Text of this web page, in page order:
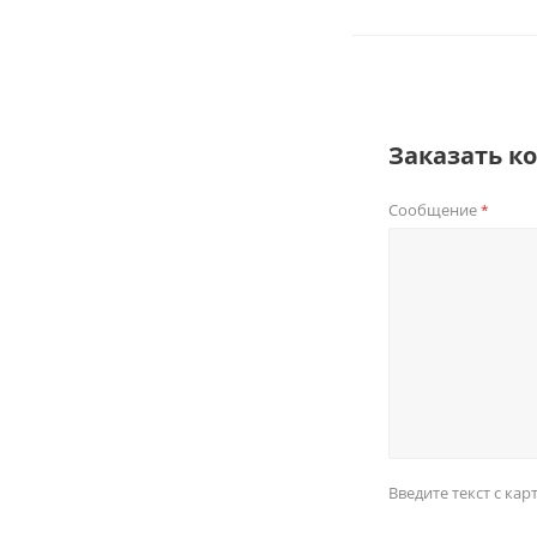
Заказать
Сообщение*
Введите текст с